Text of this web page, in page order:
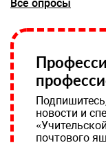
Все опросы
новости и
почтового